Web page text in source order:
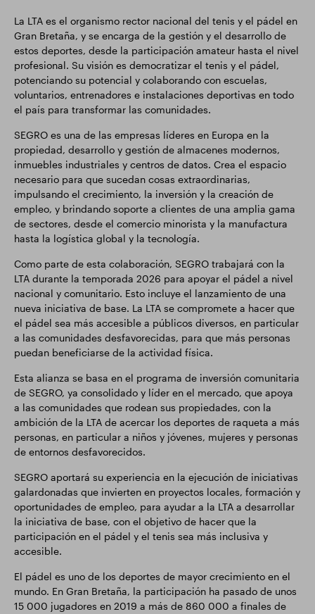
La LTA es el organismo rector nacional del tenis y el pádel en
Gran Bretaña, y se encarga de la gestión y el desarrollo de
estos deportes, desde la participación amateur hasta el nivel
profesional. Su visión es democratizar el tenis y el pádel,
potenciando su potencial y colaborando con escuelas,
voluntarios, entrenadores e instalaciones deportivas en todo
el país para transformar las comunidades.
SEGRO es una de las empresas líderes en Europa en la
propiedad, desarrollo y gestión de almacenes modernos,
inmuebles industriales y centros de datos. Crea el espacio
necesario para que sucedan cosas extraordinarias,
impulsando el crecimiento, la inversión y la creación de
empleo, y brindando soporte a clientes de una amplia gama
de sectores, desde el comercio minorista y la manufactura
hasta la logística global y la tecnología.
Como parte de esta colaboración, SEGRO trabajará con la
LTA durante la temporada 2026 para apoyar el pádel a nivel
nacional y comunitario. Esto incluye el lanzamiento de una
nueva iniciativa de base. La LTA se compromete a hacer que
el pádel sea más accesible a públicos diversos, en particular
a las comunidades desfavorecidas, para que más personas
puedan beneficiarse de la actividad física.
Esta alianza se basa en el programa de inversión comunitaria
de SEGRO, ya consolidado y líder en el mercado, que apoya
a las comunidades que rodean sus propiedades, con la
ambición de la LTA de acercar los deportes de raqueta a más
personas, en particular a niños y jóvenes, mujeres y personas
de entornos desfavorecidos.
SEGRO aportará su experiencia en la ejecución de iniciativas
galardonadas que invierten en proyectos locales, formación y
oportunidades de empleo, para ayudar a la LTA a desarrollar
la iniciativa de base, con el objetivo de hacer que la
participación en el pádel y el tenis sea más inclusiva y
accesible.
El pádel es uno de los deportes de mayor crecimiento en el
mundo. En Gran Bretaña, la participación ha pasado de unos
15 000 jugadores en 2019 a más de 860 000 a finales de